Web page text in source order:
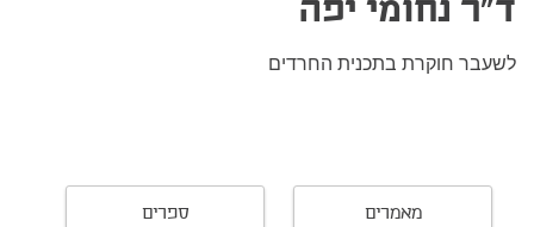
ד"ר נחומי יפה
לשעבר חוקרת בתכנית החרדים
מאמרים ספרים